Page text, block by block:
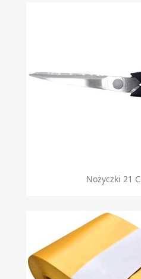
Nożyczki 21